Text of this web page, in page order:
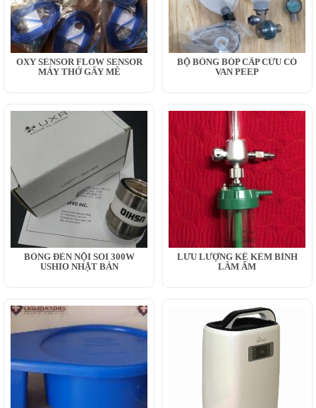
OXY SENSOR FLOW SENSOR
MÁY THỞ GÂY MÊ
BỘ BÓNG BÓP CẤP CỨU CÓ
VAN PEEP
BÓNG ĐÈN NỘI SOI 300W
USHIO NHẬT BẢN
LƯU LƯỢNG KẾ KÈM BÌNH
LÀM ẨM